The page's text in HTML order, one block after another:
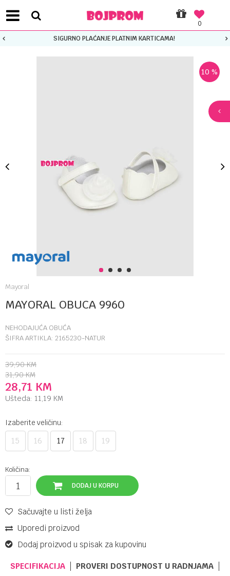
0
SIGURNO PLAĆANJE PLATNIM KARTICAMA!
1 2 3 4
10 %
Mayoral
MAYORAL OBUCA 9960
NEHODAJUĆA OBUĆA
ŠIFRA ARTIKLA: 2165230-NATUR
39,90 KM
31,90 KM
28,71 KM
Ušteda: 11,19 KM
Izaberite veličinu:
15 16 17 18 19
Količina:
DODAJ U KORPU
Sačuvajte u listi želja
Uporedi proizvod
Dodaj proizvod u spisak za kupovinu
SPECIFIKACIJA PROVERI DOSTUPNOST U RADNJAMA